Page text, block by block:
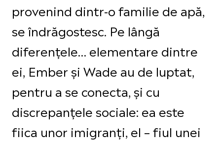
provenind dintr-o familie de apă,
se îndrăgostesc. Pe lângă
diferențele… elementare dintre
ei, Ember și Wade au de luptat,
pentru a se conecta, și cu
discrepanțele sociale: ea este
fiica unor imigranți, el – fiul unei